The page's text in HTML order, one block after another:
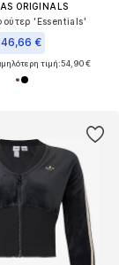
ORIGINALS
'Essentials'
46,66 €
τιμή:54,90 €